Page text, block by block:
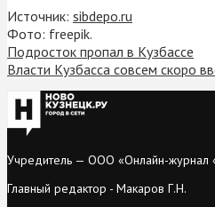
Источник: sibdepo.ru
Фото: freepik.
Подросток пропал в Кузбассе
Власти Кузбасса совсем скоро
Учредитель — ООО «Онлайн-журнал
Главный редактор - Макаров Г.Н.